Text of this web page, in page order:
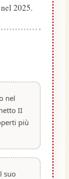
2025.
nel
II
più
suo